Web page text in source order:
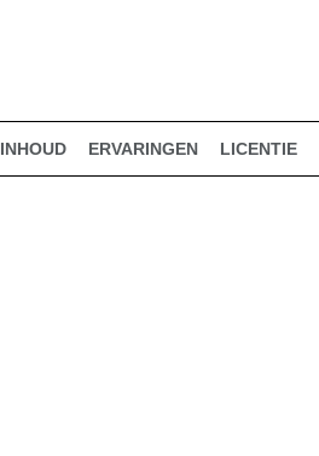
INHOUD ERVARINGEN LICENTIE